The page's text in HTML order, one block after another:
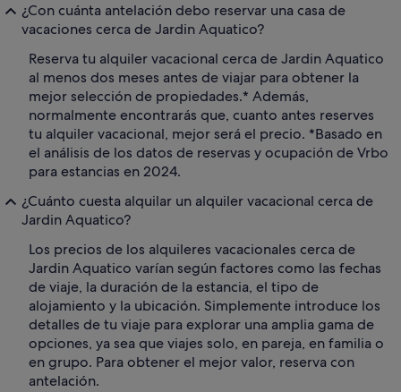
¿Con cuánta antelación debo reservar una casa de
vacaciones cerca de Jardin Aquatico?
Reserva tu alquiler vacacional cerca de Jardin Aquatico
al menos dos meses antes de viajar para obtener la
mejor selección de propiedades.* Además,
normalmente encontrarás que, cuanto antes reserves
tu alquiler vacacional, mejor será el precio. *Basado en
el análisis de los datos de reservas y ocupación de Vrbo
para estancias en 2024.
¿Cuánto cuesta alquilar un alquiler vacacional cerca de
Jardin Aquatico?
Los precios de los alquileres vacacionales cerca de
Jardin Aquatico varían según factores como las fechas
de viaje, la duración de la estancia, el tipo de
alojamiento y la ubicación. Simplemente introduce los
detalles de tu viaje para explorar una amplia gama de
opciones, ya sea que viajes solo, en pareja, en familia o
en grupo. Para obtener el mejor valor, reserva con
antelación.